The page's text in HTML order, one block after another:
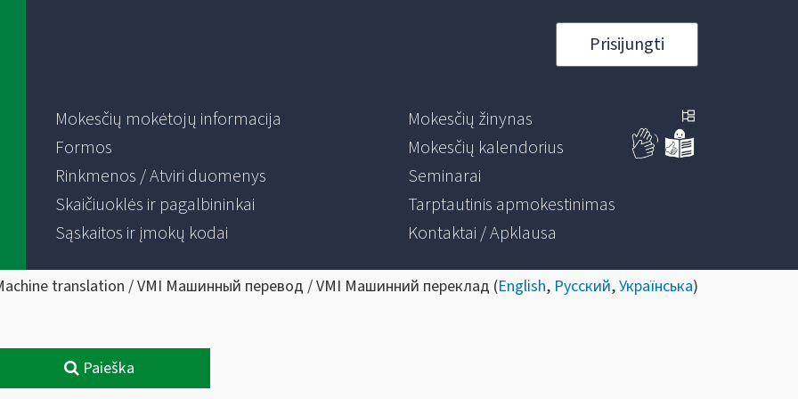
Prisijungti
Mokesčių mokėtojų informacija
Formos
Rinkmenos / Atviri duomenys
Skaičiuoklės ir pagalbininkai
Sąskaitos ir įmokų kodai
Mokesčių žinynas
Mokesčių kalendorius
Seminarai
Tarptautinis apmokestinimas
Kontaktai / Apklausa
translation / VMI Машинный перевод / VMI Машинний переклад (English, Русский,Українська)
Paieška